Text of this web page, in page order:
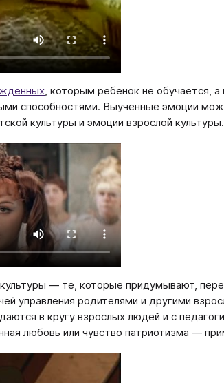
, которым ребенок не обучается,
способностями. Выученные эмоции
культуры и эмоции взрослой культуры.
— те, которые придумывают,
управления родителями и другими
в кругу взрослых людей и с
любовь или чувство патриотизма —